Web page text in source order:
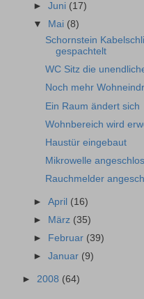
►Juni (17)
▼
Mai (8)
Schornstein
gespachtelt
WC Sitz die
Noch mehr
Ein Raum ändert sich
Wohnbereich wird
Haustür eingebaut
Mikrowelle
Rauchmelder
►April (16)
►
März (35)
►
Februar (39)
►Januar (9)
► 2008 (64)